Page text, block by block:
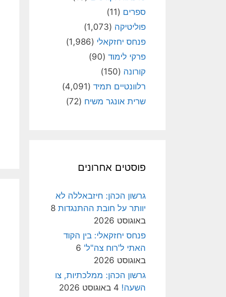
ספרים (11)
פוליטיקה (1,073)
פנחס יחזקאלי (1,986)
פרקי לימוד (90)
קורונה (150)
רלוונטיים תמיד (4,091)
שרית אונגר משיח (72)
פוסטים אחרונים
גרשון הכהן: חיזבאללה לא
יוותר על חובת ההתנגדות 8
באוגוסט 2026
פנחס יחזקאלי: בין הקוד
האתי ל'רוח צה"ל' 6
באוגוסט 2026
גרשון הכהן: ממלכתיות, צו
השעה! 4 באוגוסט 2026